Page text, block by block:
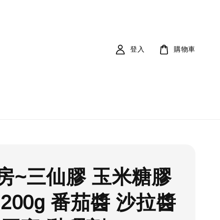
登入 購物車
~三仙膠 玉米糖膠
番茄醬 沙拉醬